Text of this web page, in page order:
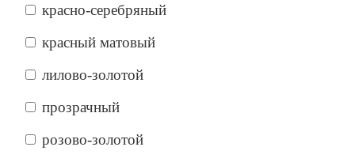
красно-серебряный
красный матовый
лилово-золотой
прозрачный
розово-золотой